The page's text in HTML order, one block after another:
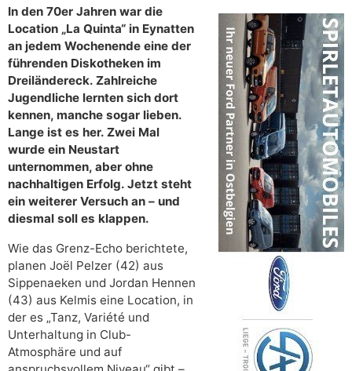
In den 70er Jahren war die
Location „La Quinta“ in Eynatten
an jedem Wochenende eine der
führenden Diskotheken im
Dreiländereck. Zahlreiche
Jugendliche lernten sich dort
kennen, manche sogar lieben.
Lange ist es her. Zwei Mal
wurde ein Neustart
unternommen, aber ohne
nachhaltigen Erfolg. Jetzt steht
ein weiterer Versuch an – und
diesmal soll es klappen.
Wie das Grenz-Echo berichtete,
planen Joël Pelzer (42) aus
Sippenaeken und Jordan Hennen
(43) aus Kelmis eine Location, in
der es „Tanz, Variété und
Unterhaltung in Club-
Atmosphäre und auf